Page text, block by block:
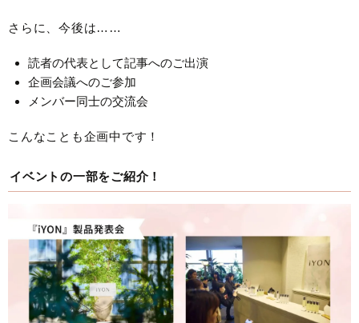
さらに、今後は……
読者の代表として記事へのご出演
企画会議へのご参加
メンバー同士の交流会
こんなことも企画中です！
イベントの一部をご紹介！